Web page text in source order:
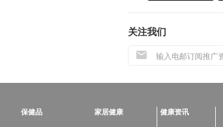
关注我们
保健品 家居健康 健康资讯